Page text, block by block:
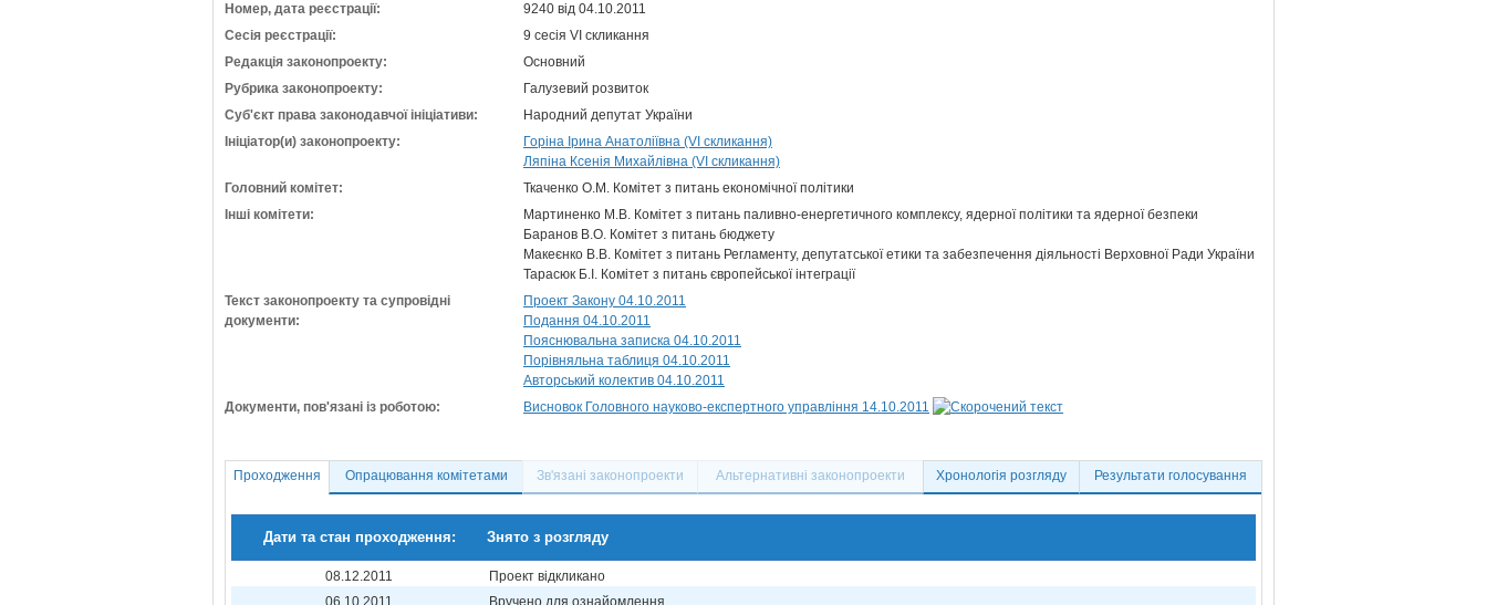
Номер, дата реєстрації:
9240 від 04.10.2011
Сесія реєстрації:
9 сесія VI скликання
Редакція законопроекту:
Основний
Рубрика законопроекту:
Галузевий розвиток
Суб'єкт права законодавчої ініціативи:
Народний депутат України
Ініціатор(и) законопроекту:
Горіна Ірина Анатоліївна (VI скликання)
Ляпіна Ксенія Михайлівна (VI скликання)
Головний комітет:
Ткаченко О.М. Комітет з питань економічної політики
Інші комітети:
Мартиненко М.В. Комітет з питань паливно-енергетичного комплексу, ядерної політики та ядерної безпеки
Баранов В.О. Комітет з питань бюджету
Макеєнко В.В. Комітет з питань Регламенту, депутатської етики та забезпечення діяльності Верховної Ради України
Тарасюк Б.І. Комітет з питань європейської інтеграції
Текст законопроекту та супровідні
документи:
Проект Закону 04.10.2011
Подання 04.10.2011
Пояснювальна записка 04.10.2011
Порівняльна таблиця 04.10.2011
Авторський колектив 04.10.2011
Документи, пов'язані із роботою:
Висновок Головного науково-експертного управління 14.10.2011
Проходження Опрацювання комітетами Зв'язані законопроекти Альтернативні законопроекти Хронологія розгляду Результати голосування
Дати та стан проходження: Знято з розгляду
08.12.2011
Проект відкликано
06.10.2011
Вручено для ознайомлення